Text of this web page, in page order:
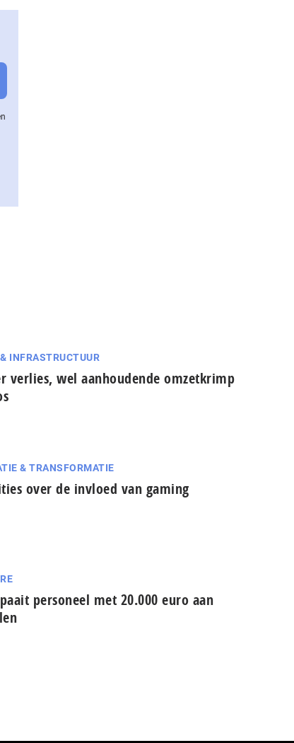
INFRASTRUCTUUR
verlies, wel aanhoudende omzetkrimp
& TRANSFORMATIE
over de invloed van gaming
personeel met 20.000 euro aan